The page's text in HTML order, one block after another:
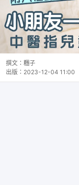
撰文： 糰子
出版： 2023-12-04 11:00